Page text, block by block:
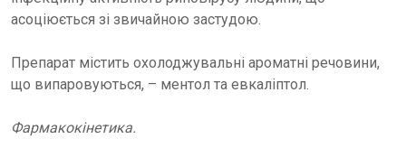
асоціюється зі звичайною застудою.
Препарат містить охолоджувальні ароматні речовини,
що випаровуються, – ментол та евкаліптол.
Фармакокінетика.